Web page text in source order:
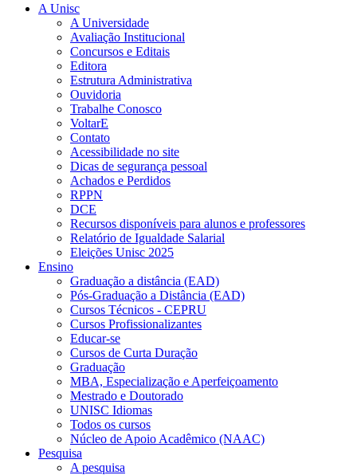
A Unisc
A Universidade
Avaliação Institucional
Concursos e Editais
Editora
Estrutura Administrativa
Ouvidoria
Trabalhe Conosco
VoltarE
Contato
Acessibilidade no site
Dicas de segurança pessoal
Achados e Perdidos
RPPN
DCE
Recursos disponíveis para alunos e professores
Relatório de Igualdade Salarial
Eleições Unisc 2025
Ensino
Graduação a distância (EAD)
Pós-Graduação a Distância (EAD)
Cursos Técnicos - CEPRU
Cursos Profissionalizantes
Educar-se
Cursos de Curta Duração
Graduação
MBA, Especialização e Aperfeiçoamento
Mestrado e Doutorado
UNISC Idiomas
Todos os cursos
Núcleo de Apoio Acadêmico (NAAC)
Pesquisa
A pesquisa